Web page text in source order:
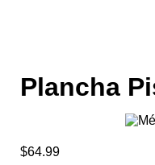
Plancha
$64.99